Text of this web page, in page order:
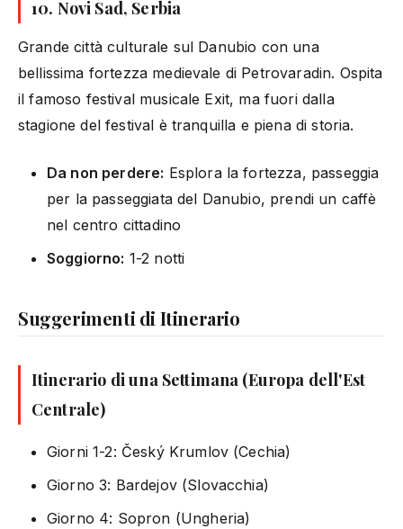
10. Novi Sad, Serbia
Grande città culturale sul Danubio con una
bellissima fortezza medievale di Petrovaradin. Ospita
il famoso festival musicale Exit, ma fuori dalla
stagione del festival è tranquilla e piena di storia.
Da non perdere: Esplora la fortezza, passeggia
per la passeggiata del Danubio, prendi un caffè
nel centro cittadino
Soggiorno: 1-2 notti
Suggerimenti di Itinerario
Itinerario di una Settimana (Europa dell'Est
Centrale)
Giorni 1-2: Český Krumlov (Cechia)
Giorno 3: Bardejov (Slovacchia)
Giorno 4: Sopron (Ungheria)